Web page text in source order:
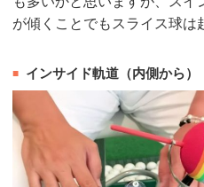
が傾くことでもスライス球は
インサイド軌道（内側から）